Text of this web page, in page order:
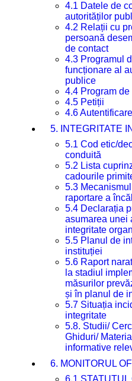
4.1 Datele de
autorităților
4.2 Relații cu
persoană
de contact
4.3 Programul
funcționare al
publice
4.4 Program
4.5 Petiții
4.6 Autentificare
5. INTEGRITATE
5.1 Cod etic/
conduită
5.2 Lista
cadourile
5.3
raportare a
5.4 Declarația
asumarea unei
integritate
5.5 Planul de
instituției
5.6 Raport
la stadiul
măsurilor
și în planul de
5.7 Situația
integritate
5.8. Studii/
Ghiduri/
informative
6. MONITORUL
6.1 STATUTUL